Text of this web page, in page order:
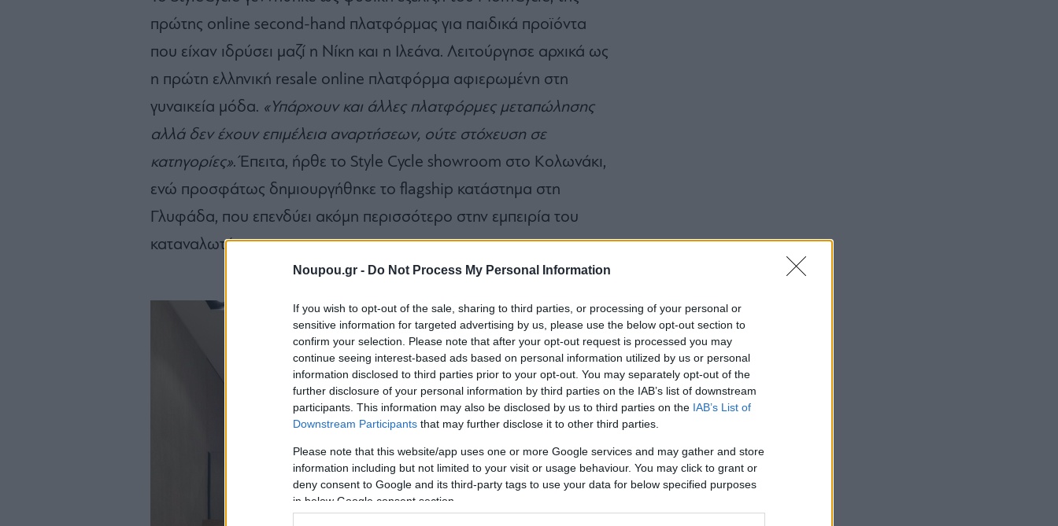
Noupou.gr - Do Not Process My Personal Information
If you wish to opt-out of the sale, sharing to third parties, or processing of your personal or
sensitive information for targeted advertising by us, please use the below opt-out section to
confirm your selection. Please note that after your opt-out request is processed you may
continue seeing interest-based ads based on personal information utilized by us or personal
information disclosed to third parties prior to your opt-out. You may separately opt-out of the
further disclosure of your personal information by third parties on the IAB’s list of downstream
participants. This information may also be disclosed by us to third parties on the IAB’s List of
Downstream Participants that may further disclose it to other third parties.
Please note that this website/app uses one or more Google services and may gather and store
information including but not limited to your visit or usage behaviour. You may click to grant or
deny consent to Google and its third-party tags to use your data for below specified purposes
in below Google consent section.
πρώτης online second-hand πλατφόρμας για παιδικά προϊόντα
που είχαν ιδρύσει μαζί η Νίκη και η Ιλεάνα. Λειτούργησε αρχικά ως
η πρώτη ελληνική resale online πλατφόρμα αφιερωμένη στη
γυναικεία μόδα. «Υπάρχουν και άλλες πλατφόρμες μεταπώλησης
αλλά δεν έχουν επιμέλεια αναρτήσεων, ούτε στόχευση σε
κατηγορίες». Έπειτα, ήρθε το Style Cycle showroom στο Κολωνάκι,
ενώ προσφάτως δημιουργήθηκε το flagship κατάστημα στη
Γλυφάδα, που επενδύει ακόμη περισσότερο στην εμπειρία του
καταναλωτή.